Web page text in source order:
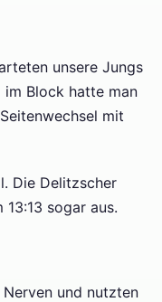
unsere Jungs
im Block hatte man
mit
Die Delitzscher
sogar aus.
und nutzten